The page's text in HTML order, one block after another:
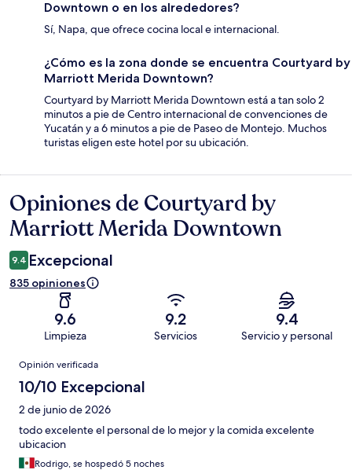
Downtown o en los alrededores?
Sí, Napa, que ofrece cocina local e internacional.
¿Cómo es la zona donde se encuentra Courtyard by
Marriott Merida Downtown?
Courtyard by Marriott Merida Downtown está a tan solo 2
minutos a pie de Centro internacional de convenciones de
Yucatán y a 6 minutos a pie de Paseo de Montejo. Muchos
turistas eligen este hotel por su ubicación.
Opiniones
Opiniones de Courtyard by
Marriott Merida Downtown
9.4 Excepcional
835 opiniones
9.6
Limpieza
9.2
Servicios
9.4
Servicio y personal
Opiniones
Opinión verificada
10/10 Excepcional
2 de junio de 2026
todo excelente el personal de lo mejor y la comida excelente
ubicacion
Rodrigo, se hospedó 5 noches